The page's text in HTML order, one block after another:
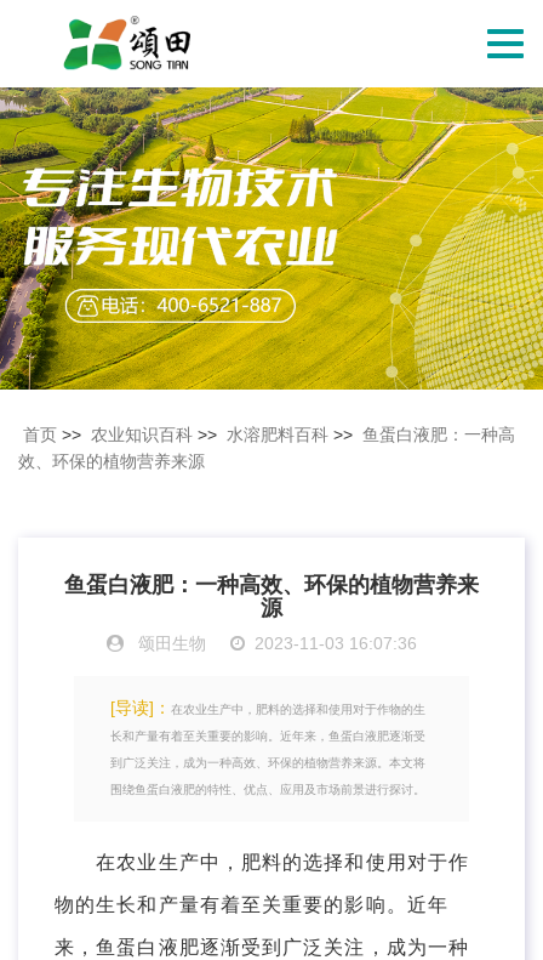
切
导
航
首页 >> 农业知识百科 >> 水溶肥料百科 >> 鱼蛋白液肥：一种高
效、环保的植物营养来源
鱼蛋白液肥：一种高效、环保的植物营养来
源
颂田生物 2023-11-03 16:07:36
[导读]： 在农业生产中，肥料的选择和使用对于作物的生
长和产量有着至关重要的影响。近年来，鱼蛋白液肥逐渐受
到广泛关注，成为一种高效、环保的植物营养来源。本文将
围绕鱼蛋白液肥的特性、优点、应用及市场前景进行探讨。
在农业生产中，肥料的选择和使用对于作
物的生长和产量有着至关重要的影响。近年
来，鱼蛋白液肥逐渐受到广泛关注，成为一种